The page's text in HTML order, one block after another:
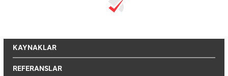
KAYNAKLAR
REFERANSLAR